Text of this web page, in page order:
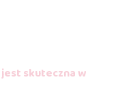
skuteczna w